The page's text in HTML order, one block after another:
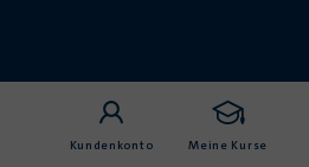
Kundenkonto Meine Kurse